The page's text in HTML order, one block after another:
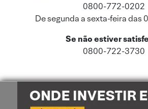
0800-772-0202
De segunda a sexta-feira das
Se não estiver
0800-722-3730
Este site usa cookies e dados pessoais de
Cookies
e a nossaPolítica de